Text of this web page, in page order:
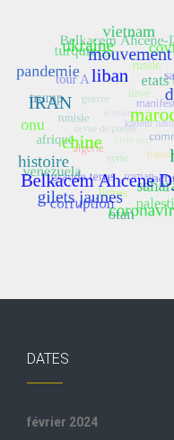
DATES
février 2024